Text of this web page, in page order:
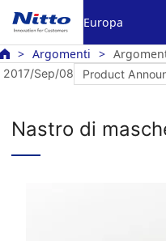
Europa
Argomenti
2017/Sep/08 Product
Nastro di